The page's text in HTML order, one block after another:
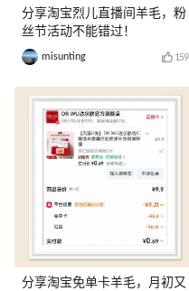
分享淘宝烈儿直播间羊毛，粉
丝节活动不能错过！
misunting 159
分享淘宝免单卡羊毛，月初又